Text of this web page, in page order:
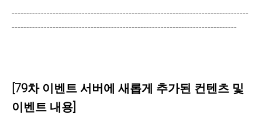
---------------------------------------------------------------------------------
-----------------------------------------------------------------------------
[79차 이벤트 서버에 새롭게 추가된 컨텐츠 및
이벤트 내용]